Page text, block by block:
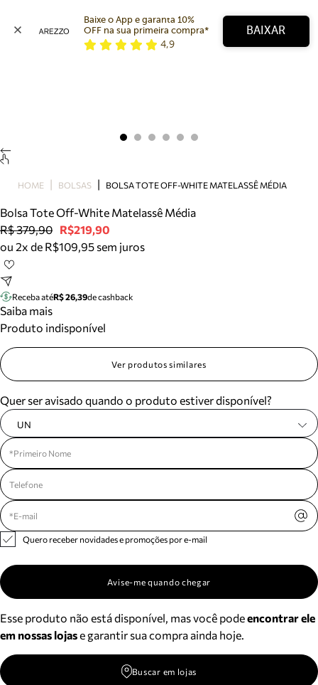
Bolsa
Tamanco
Tênis
Mule
Tire dúvidas sobre pedidos, devoluções e mais.
Meus pedidos
Acompanhe seus pedidos e solicite devoluções.
Baixe o App e garanta 10%
OFF na sua primeira compra*
4,9
BAIXAR
HOME BOLSAS BOLSA TOTE OFF-WHITE MATELASSÊ MÉDIA
Bolsa Tote Off-White Matelassê Média
R$ 379,90 R$219,90
ou 2x de R$109,95 sem juros
Receba atéR$ 26,39de cashback
Saiba mais
Produto indisponível
Ver produtos similares
Quer ser avisado quando o produto estiver disponível?
UN
Quero receber novidades e promoções por e-mail
Avise-me quando chegar
Esse produto não está disponível, mas você podeencontrar ele
em nossas lojase garantir sua compra ainda hoje.
Buscar em lojas